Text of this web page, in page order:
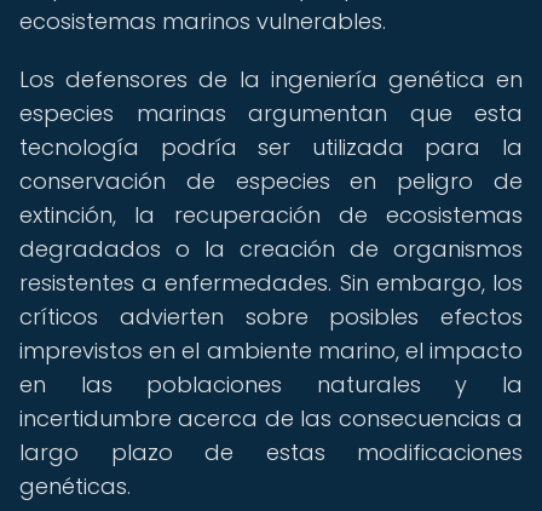
ecosistemas marinos vulnerables.
Los defensores de la ingeniería genética en
especies marinas argumentan que esta
tecnología podría ser utilizada para la
conservación de especies en peligro de
extinción, la recuperación de ecosistemas
degradados o la creación de organismos
resistentes a enfermedades. Sin embargo, los
críticos advierten sobre posibles efectos
imprevistos en el ambiente marino, el impacto
en las poblaciones naturales y la
incertidumbre acerca de las consecuencias a
largo plazo de estas modificaciones
genéticas.